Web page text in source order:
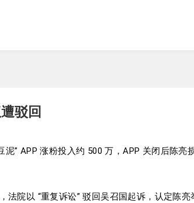
驳回
” APP 涨粉投入约 500 万，APP 关闭后陈亮
院以 “重复诉讼” 驳回吴召国起诉，认定陈亮